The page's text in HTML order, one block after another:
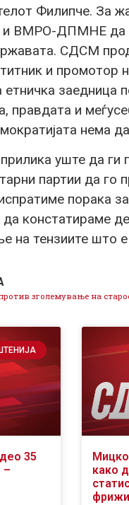
Филипче. За
и ВМРО-ДПМНЕ да
СДСМ
и промотор
етничка
и
нема
прилика уште да
партии да
порака
констатираме
на тензиите што
35
–
како